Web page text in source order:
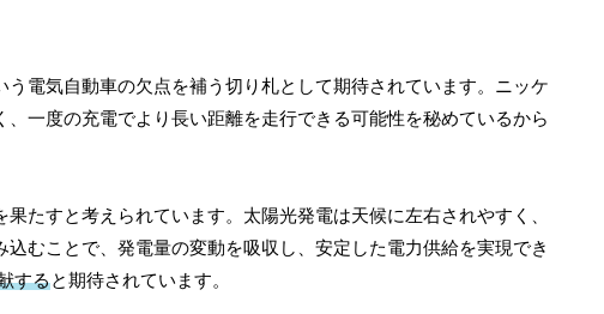
電気自動車の欠点を補う切り札として期待されています。ニッケ
一度の充電でより長い距離を走行できる可能性を秘めているから
たすと考えられています。太陽光発電は天候に左右されやすく、
むことで、発電量の変動を吸収し、安定した電力供給を実現でき
すると期待されています。